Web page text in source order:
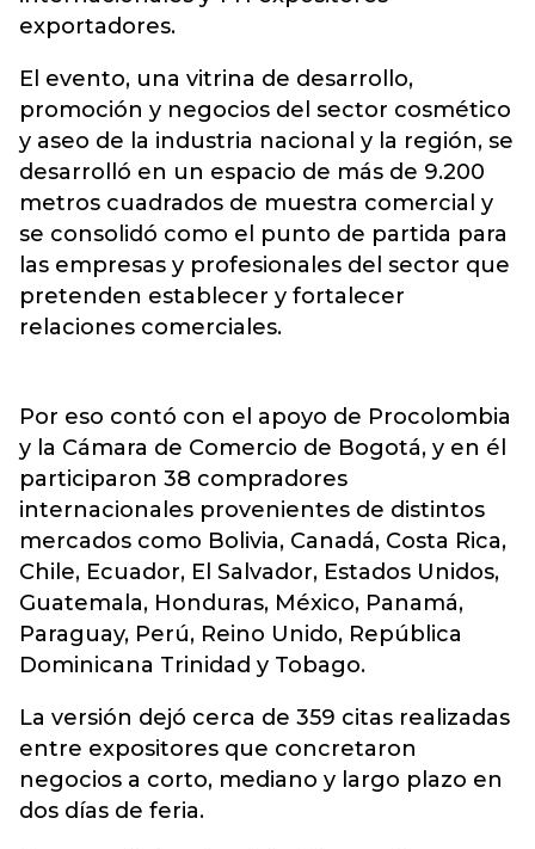
exportadores.
El evento, una vitrina de desarrollo,
promoción y negocios del sector cosmético
y aseo de la industria nacional y la región, se
desarrolló en un espacio de más de 9.200
metros cuadrados de muestra comercial y
se consolidó como el punto de partida para
las empresas y profesionales del sector que
pretenden establecer y fortalecer
relaciones comerciales.
Por eso contó con el apoyo de Procolombia
y la Cámara de Comercio de Bogotá, y en él
participaron 38 compradores
internacionales provenientes de distintos
mercados como Bolivia, Canadá, Costa Rica,
Chile, Ecuador, El Salvador, Estados Unidos,
Guatemala, Honduras, México, Panamá,
Paraguay, Perú, Reino Unido, República
Dominicana Trinidad y Tobago.
La versión dejó cerca de 359 citas realizadas
entre expositores que concretaron
negocios a corto, mediano y largo plazo en
dos días de feria.